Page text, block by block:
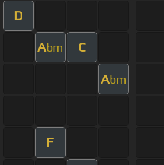
D
Abm C
Abm
F